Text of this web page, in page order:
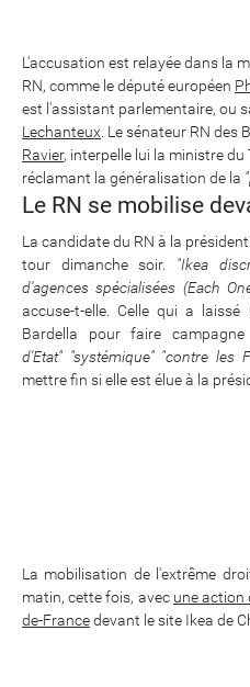
L'accusation est relayée dans la
RN, comme le député européen
est l'assistant parlementaire, ou
Lechanteux . Le sénateur RN des
Ravier, interpelle lui la ministre du
réclamant la généralisation de la
Le RN se mobilise
La candidate du RN à la
tour dimanche soir. "Ikea
d'agences spécialisées (Each
accuse-t-elle. Celle qui a
Bardella pour faire
d'Etat" "systémique" "contre les
mettre fin si elle est élue à la
La mobilisation de l'extrême
matin, cette fois, avec une action
de-Francedevant le site Ikea de